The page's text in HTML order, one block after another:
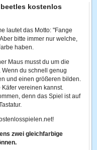
kostenlos
lautet das Motto: "Fange
bitte immer nur welche,
haben.
Maus musst du um die
du schnell genug
und einen größeren bilden.
vereinen kannst.
denn das Spiel ist auf
zwei gleichfarbige